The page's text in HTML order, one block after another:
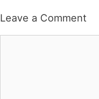
Leave a Comment